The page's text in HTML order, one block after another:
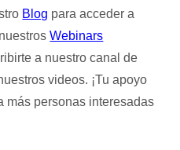
Blog para acceder a
Webinars
a nuestro canal de
videos. ¡Tu apoyo
más personas interesadas